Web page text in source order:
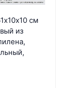
см
из